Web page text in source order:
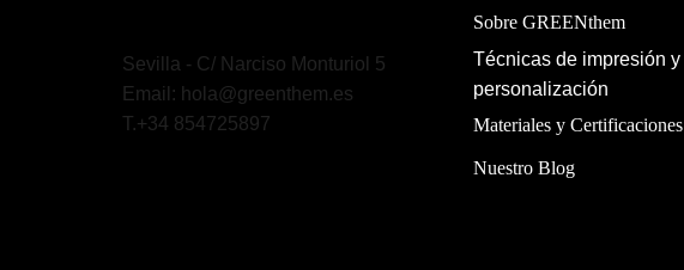
Sevilla - C/ Narciso Monturiol 5
Email: hola@greenthem.es
T.+34 854725897
Sobre GREENthem
Técnicas de impresión y
personalización
Materiales y Certificaciones
Nuestro Blog